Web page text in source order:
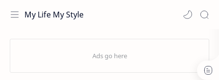
My Life My Style